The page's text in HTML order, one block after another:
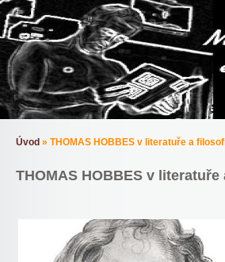
Úvod » THOMAS HOBBES v literatuře a
THOMAS HOBBES v